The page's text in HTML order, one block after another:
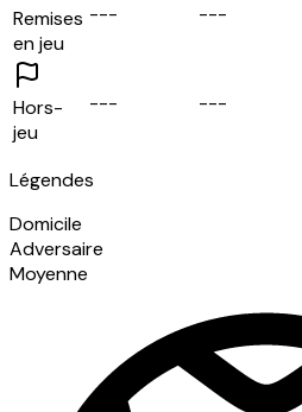
Remises
en jeu
--- ---
Hors-
jeu
--- ---
Légendes
Domicile
Adversaire
Moyenne